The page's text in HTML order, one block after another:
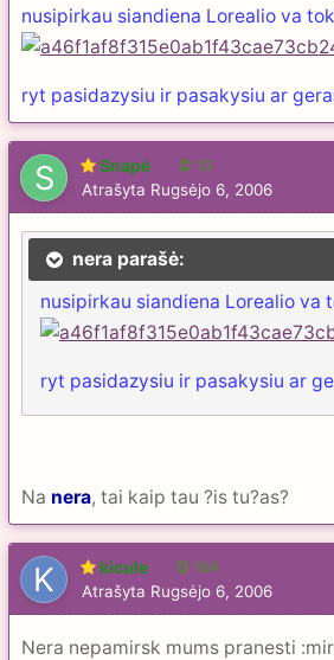
nusipirkau siandiena Lorealio va
ryt pasidazysiu ir pasakysiu ar
Snapė 13
Atrašyta Rugsėjo 6, 2006
nera parašė:
nusipirkau siandiena Lorealio va
ryt pasidazysiu ir pasakysiu ar
Na nera, tai kaip tau ?is tu?as?
kicule 104
Atrašyta Rugsėjo 6, 2006
Nera nepamirsk mums pranesti